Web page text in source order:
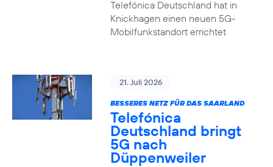
Telefónica Deutschland hat in
Knickhagen einen neuen 5G-
Mobilfunkstandort errichtet
21. Juli 2026
BESSERES NETZ FÜR DAS SAARLAND
Telefónica
Deutschland bringt
5G nach
Düppenweiler